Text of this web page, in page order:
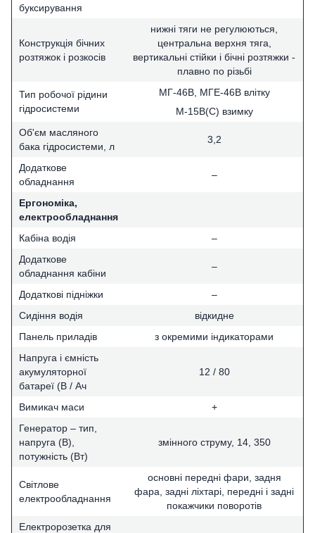
буксирування
Конструкція бічних
розтяжок і розкосів
нижні тяги не регулюються,
центральна верхня тяга,
вертикальні стійки і бічні розтяжки -
плавно по різьбі
Тип робочої рідини
гідросистеми
МГ-46В, МГЕ-46В влітку
М-15В(С) взимку
Об'єм масляного
бака гідросистеми, л
3,2
Додаткове
обладнання
–
Ергономіка,
електрообладнання
Кабіна водія
–
Додаткове
обладнання кабіни
–
Додаткові підніжки
–
Сидіння водія
відкидне
Панель приладів
з окремими індикаторами
Напруга і ємність
акумуляторної
батареї (В / Ач
12 / 80
Вимикач маси
+
Генератор – тип,
напруга (В),
потужність (Вт)
змінного струму, 14, 350
Світлове
електрообладнання
основні передні фари, задня
фара, задні ліхтарі, передні і задні
покажчики поворотів
Електророзетка для